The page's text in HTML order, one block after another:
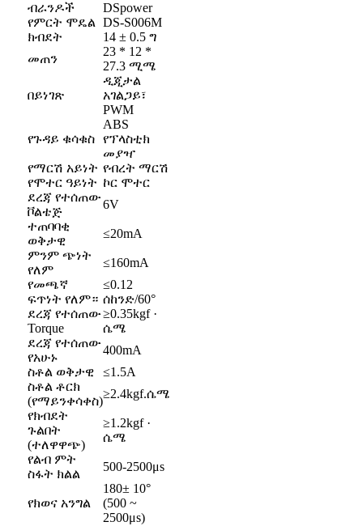
ብራንዶች
DSpower
የምርት ሞዴል DS-S006M
ክብደት
14 ± 0.5 ግ
መጠን
23 * 12 *
27.3 ሚሜ
በይነገጽ
ዲጂታል
አገልጋይ፣
PWM
የጉዳይ ቁሳቁስ
ABS
የፕላስቲክ
መያዣ
የማርሽ አይነት የብረት ማርሽ
የሞተር ዓይነት ኮር ሞተር
ደረጃ የተሰጠው
ቮልቴጅ
6V
ተጠባባቂ
ወቅታዊ
≤20mA
ምንም ጭነት
የለም
≤160mA
የመጫኛ
ፍጥነት የለም።
≤0.12
ሰከንድ/60°
ደረጃ የተሰጠው
Torque
≥0.35kgf ·
ሴሜ
ደረጃ የተሰጠው
የአሁኑ
400mA
ስቶል ወቅታዊ
≤1.5A
ስቶል ቶርክ
(የማይንቀሳቀስ)
≥2.4kgf.ሴሜ
የክብደት
ጉልበት
(ተለዋዋጭ)
≥1.2kgf ·
ሴሜ
የልብ ምት
ስፋት ክልል
500-2500μs
የክወና አንግል
180± 10°
(500 ~
2500μs)